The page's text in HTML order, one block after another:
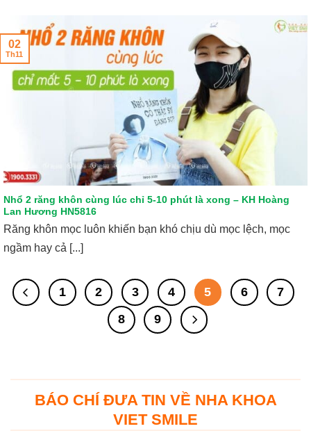
Nhổ 2 răng khôn cùng lúc chỉ 5-10 phút là xong – KH Hoàng
Lan Hương HN5816
Răng khôn mọc luôn khiến bạn khó chịu dù mọc lệch, mọc
ngầm hay cả [...]
02
Th11
1 2 3 4 5 6
7
8
9
BÁO CHÍ ĐƯA TIN VỀ NHA KHOA
VIET SMILE